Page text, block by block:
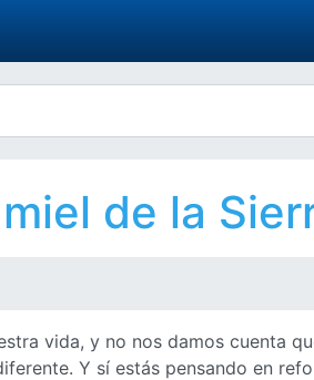
de la
vida, y no nos damos cuenta
Y sí estás pensando en